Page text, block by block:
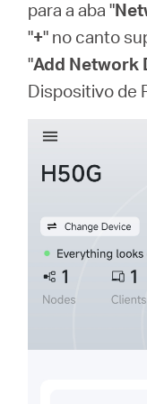
para a aba "
"+" no canto
"Add Network
Dispositivo de